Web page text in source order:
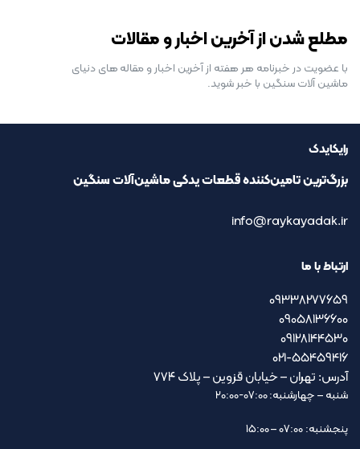
مطلع شدن از آخرین اخبار و مقالات
با عضویت در خبرنامه هر هفته از آخرین اخبار و مقاله های دنیای
ماشین آلات سنگین با خبر شوید.
رایکایدک
بزرگ‌ترین تامین‌کننده قطعات یدکی ماشین‌آلات سنگین
info@raykayadak.ir
ارتباط با ما
09338277659
09058136600
09128144530
021-55459416
آدرس: تهران – خیابان قزوین – پلاک ۷۷۴
شنبه – چهارشنبه: 07:00-20:00
پنجشنبه: 07:00 – 15:00